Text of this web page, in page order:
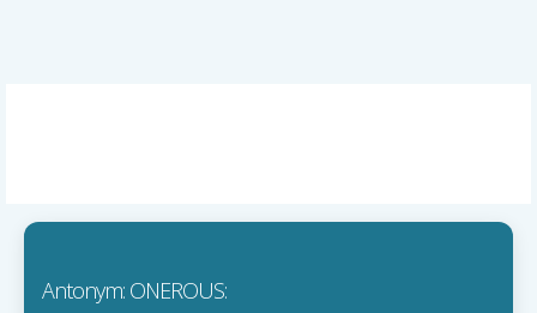
Antonym: ONEROUS: